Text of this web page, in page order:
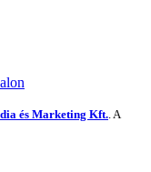
és Marketing Kft. . A